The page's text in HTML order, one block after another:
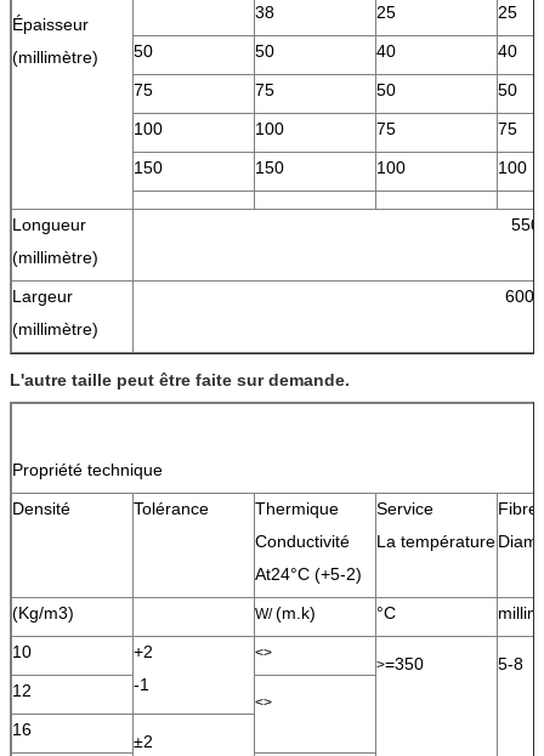
Épaisseur
(millimètre)
38 25
25
50
50 40
40
75
75 50
50
100
100 75
75
150
150 100 100
Longueur
(millimètre)
Largeur
(millimètre)
600
L'autre taille peut être faite sur demande.
Propriété technique
Densité
Tolérance
Thermique
Conductivité
At24°C (+5-2)
Service
La température
Fibre
(Kg/m3) W/(m.k) °C
10
+2
-1
<>
>=350
5-8
12
<>
16
±2